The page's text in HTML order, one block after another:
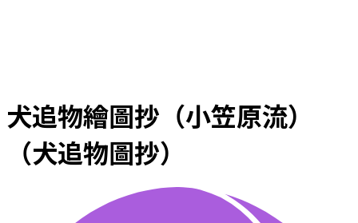
犬追物繪圖抄（小笠原流）
（犬追物圖抄）